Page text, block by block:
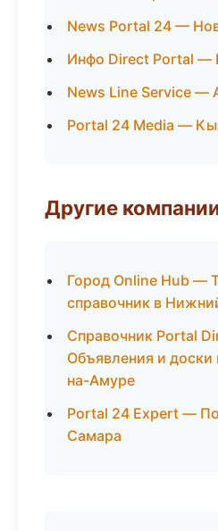
News Portal 24 —
Инфо Direct Portal —
News Line Service —
Portal 24 Media —
Другие
Город Online Hub —
справочник в
Справочник Portal
Объявления и
на-Амуре
Portal 24 Expert —
Самара